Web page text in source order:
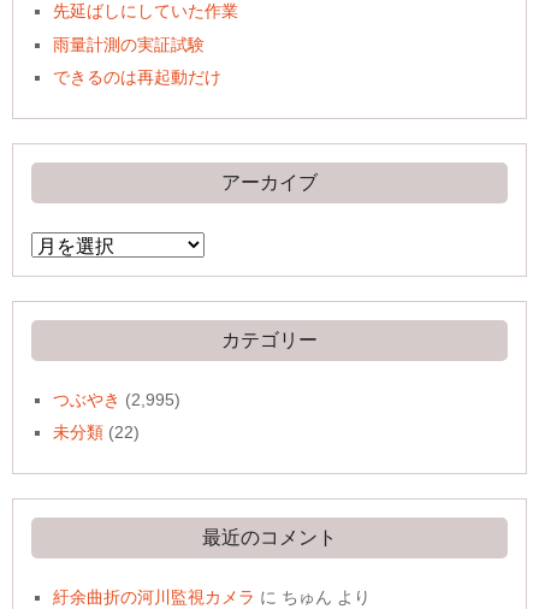
先延ばしにしていた作業
雨量計測の実証試験
できるのは再起動だけ
アーカイブ
ア
ー
イ
ブ
カテゴリー
つぶやき (2,995)
未分類 (22)
最近のコメント
紆余曲折の河川監視カメラ に ちゅん より